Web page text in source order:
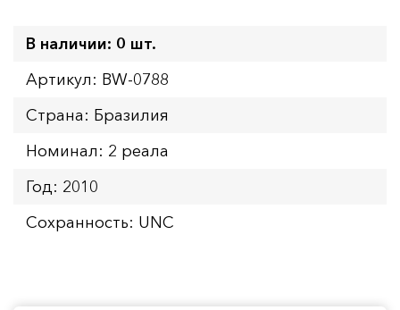
В наличии: 0 шт.
Артикул: BW-0788
Страна: Бразилия
Номинал: 2 реала
Год: 2010
Сохранность: UNC